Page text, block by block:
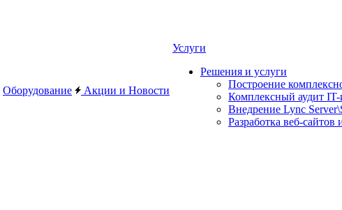
Оборудование Акции и Новости
Услуги
Решения и услуги
Построение
Комплексный аудит
Внедрение Lync
Разработка веб-